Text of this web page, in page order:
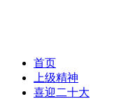
首页
上级精神
喜迎二十大